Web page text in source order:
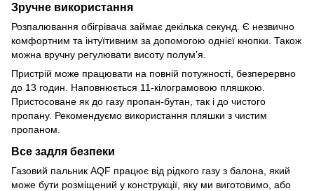
Зручне використання
Розпалювання обігрівача займає декілька секунд. Є незвично
комфортним та інтуїтивним за допомогою однієї кнопки. Також
можна вручну регулювати висоту полум’я.
Пристрій може працювати на повній потужності, безперервно
до 13 годин. Наповнюється 11-кілограмовою пляшкою.
Пристосоване як до газу пропан-бутан, так і до чистого
пропану. Рекомендуємо використання пляшки з чистим
пропаном.
Все задля безпеки
Газовий пальник AQF працює від рідкого газу з балона, який
може бути розміщений у конструкції, яку ми виготовимо, або